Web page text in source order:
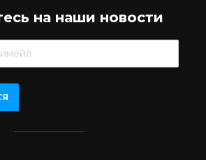
на наши новости